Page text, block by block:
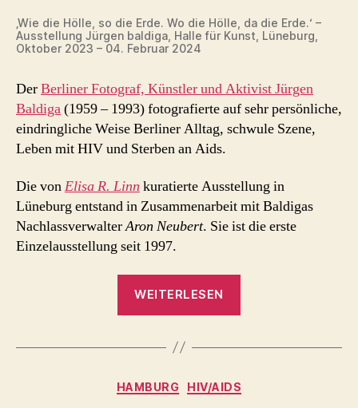
‚Wie die Hölle, so die Erde. Wo die Hölle, da die Erde.‘ –
Ausstellung Jürgen baldiga, Halle für Kunst, Lüneburg,
Oktober 2023 – 04. Februar 2024
DerBerliner Fotograf, Künstler und Aktivist Jürgen
Baldiga(1959 – 1993) fotografierte auf sehr persönliche,
eindringliche Weise Berliner Alltag, schwule Szene,
Leben mit HIV und Sterben an Aids.
Die vonElisa R. Linn kuratierte Ausstellung in
Lüneburg entstand in Zusammenarbeit mit Baldigas
NachlassverwalterAron Neubert. Sie ist die erste
Einzelausstellung seit 1997.
WEITERLESEN
Baldiga“
Kategorien
HAMBURG HIV/AIDS